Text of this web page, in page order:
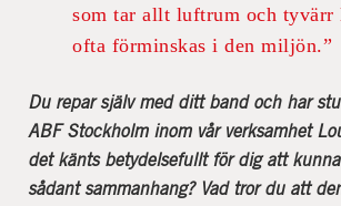
som tar allt luftrum och tyvärr
ofta förminskas i den miljön.”
Du repar själv med ditt band och har
ABF Stockholm inom vår verksamhet
det känts betydelsefullt för dig att
sådant sammanhang? Vad tror du att